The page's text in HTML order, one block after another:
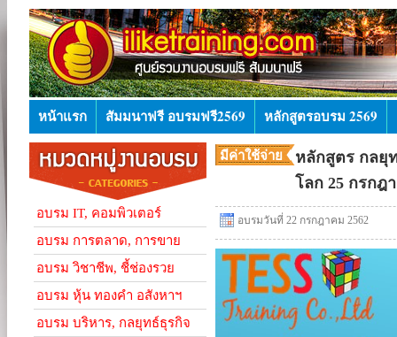
หน้าแรก สัมมนาฟรี อบรมฟรี2569 หลักสูตรอบรม 2569
อบรม IT, คอมพิวเตอร์
อบรม การตลาด, การขาย
อบรม วิชาชีพ, ชี้ช่องรวย
อบรม หุ้น ทองคำ อสังหาฯ
อบรม บริหาร, กลยุทธ์ธุรกิจ
มีค่าใช้จ่าย
หลักสูตร กลยุ
โลก 25 กรกฎ
อบรมวันที่ 22 กรกฎาคม 2562